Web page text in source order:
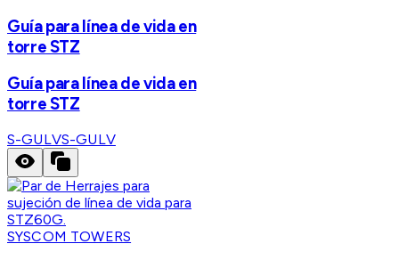
Guía para línea de vida en
torre STZ
Guía para línea de vida en
torre STZ
S-GULVS-GULV
SYSCOM TOWERS